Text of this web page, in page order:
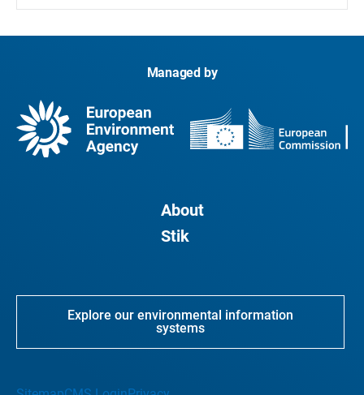
Managed by
About
Stik
Explore our environmental information
systems